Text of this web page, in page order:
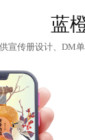
蓝
宣传册设计、DM